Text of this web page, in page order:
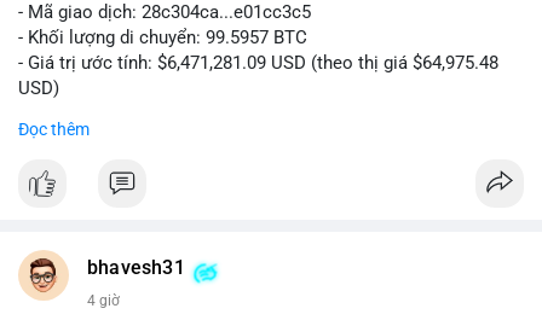
- Mã giao dịch: 28c304ca...e01cc3c5
- Khối lượng di chuyển: 99.5957 BTC
- Giá trị ước tính: $6,471,281.09 USD (theo thị giá $64,975.48
USD)
giá hơn 6.47 triệu USD, cho thấy dấu hiệu chuyển tiền quy mô
thanh khoản hoặc bán, hoặc chuyển sang ví lạnh nhằm tích lũy
dài hạn. Việc giao dịch chưa được xác nhận tạo tâm lý thận
Đọc thêm
bhavesh31
4 giờ